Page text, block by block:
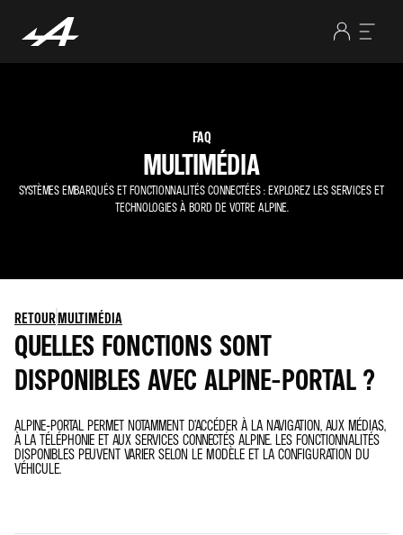
FAQ
MULTIMÉDIA
SYSTÈMES EMBARQUÉS ET FONCTIONNALITÉS CONNECTÉES : EXPLOREZ LES SERVICES ET
TECHNOLOGIES À BORD DE VOTRE ALPINE.
RETOURMULTIMÉDIA
QUELLES FONCTIONS SONT
DISPONIBLES AVEC ALPINE-PORTAL ?
ALPINE-PORTAL PERMET NOTAMMENT D’ACCÉDER À LA NAVIGATION, AUX MÉDIAS,
À LA TÉLÉPHONIE ET AUX SERVICES CONNECTÉS ALPINE. LES FONCTIONNALITÉS
DISPONIBLES PEUVENT VARIER SELON LE MODÈLE ET LA CONFIGURATION DU
VÉHICULE.